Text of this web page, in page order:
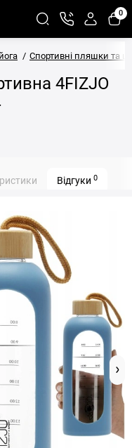
0
Спортивні пляшки та
4FIZJO
Відгуки 0